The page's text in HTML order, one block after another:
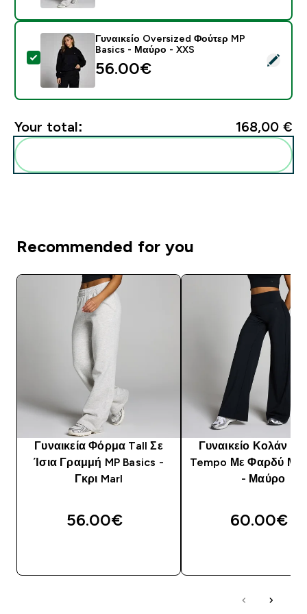
Select this product - Γυναικείο Oversized Φούτερ
Γυναικείο Oversized Φούτερ MP
Basics - Μαύρο - XXS
56.00€‎
Your total: 168,00 €‎
Recommended for you
Γυναικεία Φόρμα Tall Σε
Ίσια Γραμμή MP Basics -
Γκρι Marl
56.00€‎
Γυναικείο Κολάν
Tempo Με Φαρδύ
- Μαύρο
60.00€‎